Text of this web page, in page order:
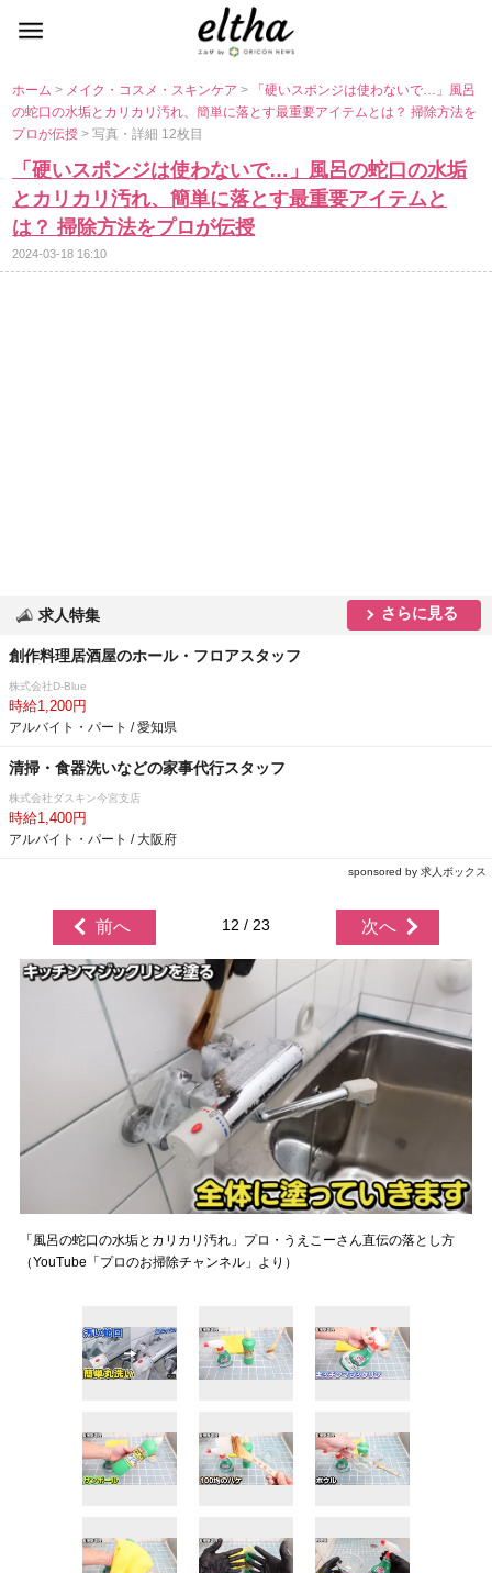
ホーム> メイク・コスメ・スキンケア>
「硬いスポンジは使わないで…」風呂
の蛇口の水垢とカリカリ汚れ、簡単に落とす最重要アイテムとは？ 掃除方法を
プロが伝授> 写真・詳細 12枚目
「硬いスポンジは使わないで…」風呂の蛇口の水垢
とカリカリ汚れ、簡単に落とす最重要アイテムと
は？ 掃除方法をプロが伝授
2024-03-18 16:10
求人特集 さらに見る
創作料理居酒屋のホール・フロアスタッフ
株式会社D-Blue
時給1,200円
アルバイト・パート / 愛知県
清掃・食器洗いなどの家事代行スタッフ
株式会社ダスキン今宮支店
時給1,400円
アルバイト・パート / 大阪府
sponsored by 求人ボックス
前へ 12 / 23 次へ
「風呂の蛇口の水垢とカリカリ汚れ」プロ・うえこーさん直伝の落とし方
（YouTube「プロのお掃除チャンネル」より）